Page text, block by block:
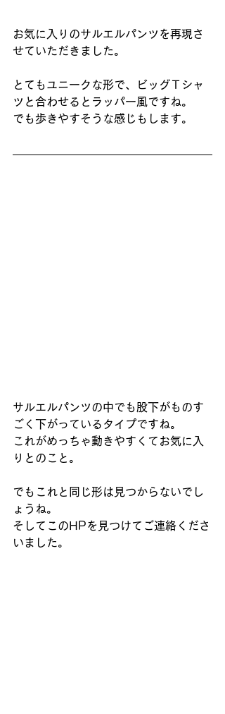
お気に入りのサルエルパンツを再現さ
せていただきました。
とてもユニークな形で、ビッグＴシャ
ツと合わせるとラッパー風ですね。
でも歩きやすそうな感じもします。
サルエルパンツの中でも股下がものす
ごく下がっているタイプですね。
これがめっちゃ動きやすくてお気に入
りとのこと。
でもこれと同じ形は見つからないでし
ょうね。
そしてこのHPを見つけてご連絡くださ
いました。